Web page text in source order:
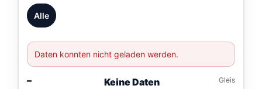
Alle
Daten konnten nicht geladen werden.
–
Keine Daten
Gleis